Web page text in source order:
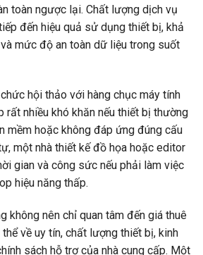
toàn ngược lại. Chất lượng dịch vụ
đến hiệu quả sử dụng thiết bị, khả
mức độ an toàn dữ liệu trong suốt
hội thảo với hàng chục máy tính
rất nhiều khó khăn nếu thiết bị thường
mềm hoặc không đáp ứng đúng cấu
một nhà thiết kế đồ họa hoặc editor
gian và công sức nếu phải làm việc
hiệu năng thấp.
không nên chỉ quan tâm đến giá thuê
về uy tín, chất lượng thiết bị, kinh
sách hỗ trợ của nhà cung cấp. Một